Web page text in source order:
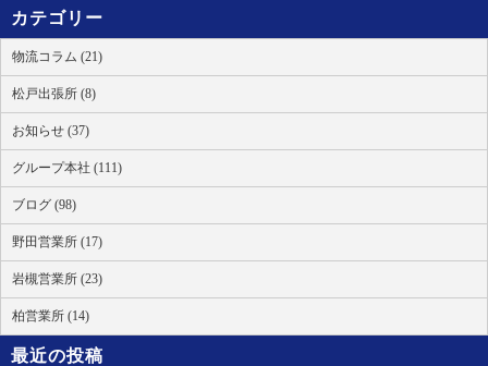
カテゴリー
物流コラム (21)
松戸出張所 (8)
お知らせ (37)
グループ本社 (111)
ブログ (98)
野田営業所 (17)
岩槻営業所 (23)
柏営業所 (14)
最近の投稿